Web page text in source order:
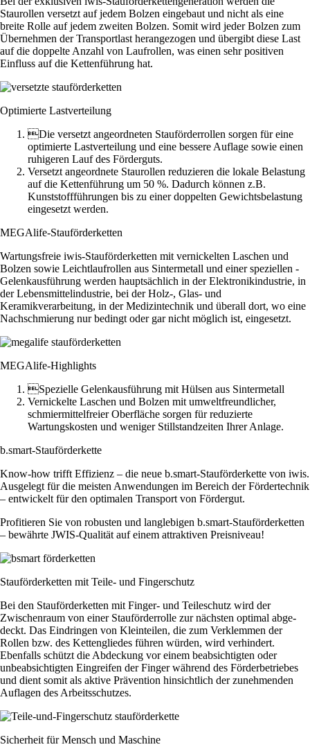
Staurollen versetzt auf jedem Bolzen eingebaut und nicht als eine
breite Rolle auf jedem zweiten Bolzen. Somit wird jeder Bolzen zum
Übernehmen der Transportlast herangezogen und übergibt diese Last
auf die doppelte Anzahl von Laufrollen, was einen sehr positiven
Einfluss auf die Kettenführung hat.
Optimierte Lastverteilung
Die versetzt angeordneten Stauförderrollen sorgen für eine
optimierte Lastverteilung und eine bessere Auflage sowie einen
ruhigeren Lauf des Förderguts.
Versetzt angeordnete Staurollen reduzieren die lokale Belastung
auf die Kettenführung um 50 %. Dadurch können z.B.
Kunststoffführungen bis zu einer doppelten Gewichtsbelastung
eingesetzt werden.
MEGAlife-Stauförderketten
Wartungsfreie iwis-Stauförderketten mit vernickelten Laschen und
Bolzen sowie Leichtlaufrollen aus Sintermetall und einer speziellen ­
Gelenkausführung werden hauptsächlich in der Elektronikindustrie, in
der Lebensmittel­industrie, bei der Holz-, Glas- und
Keramikverarbeitung, in der Medizintechnik und überall dort, wo eine
Nachschmierung nur bedingt oder gar nicht möglich ist, eingesetzt.
MEGAlife-Highlights
Spezielle Gelenkausführung mit Hülsen aus Sintermetall
Vernickelte Laschen und Bolzen mit umweltfreundlicher,
schmiermittelfreier Oberfläche sorgen für reduzierte
Wartungskosten und weniger Stillstandzeiten Ihrer Anlage.
b.smart-Stauförderkette
Know-how trifft Effizienz – die neue b.smart-Stauförderkette von iwis.
Ausgelegt für die meisten Anwendungen im Bereich der Förder­technik
– entwickelt für den optimalen Transport von Fördergut.
Profitieren Sie von robusten und langlebigen b.smart-Stauförder­ketten
– bewährte JWIS-Qualität auf einem attraktiven Preis­niveau!
Stauförderketten mit Teile- und Fingerschutz
Bei den Stauförderketten mit Finger- und Teileschutz wird der
Zwischen­raum von einer Stauförderrolle zur nächsten optimal ab­ge­
deckt. Das Eindringen von Kleinteilen, die zum Verklemmen der
Rollen bzw. des Kettengliedes führen würden, wird verhindert.
Ebenfalls schützt die Abdeckung vor einem beabsichtigten oder
unbeabsichtigten Eingreifen der Finger während des Förderbetriebes
und dient somit als aktive Prävention hinsichtlich der zunehmenden
Auflagen des Arbeitsschutzes.
Sicherheit für Mensch und Maschine